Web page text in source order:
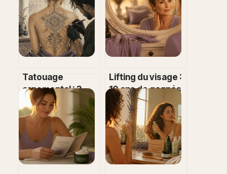
Tatouage
ornemental : 3
étapes pour
transformer
votre peau en
bijou de précision
Lifting du visage :
10 ans de gagnés
et la réalité des
cicatrices